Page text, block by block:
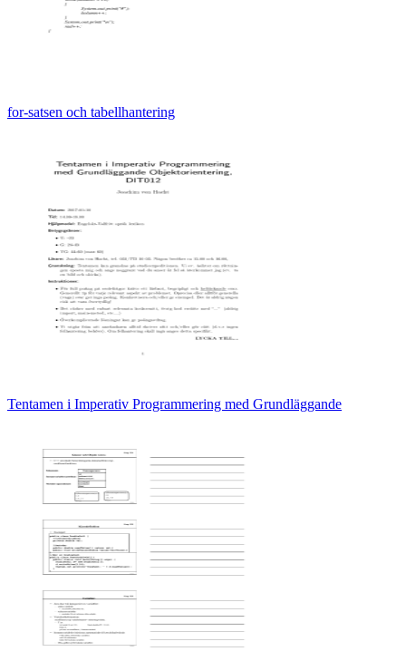
for-satsen och tabellhantering
Tentamen i Imperativ Programmering med Grundläggande